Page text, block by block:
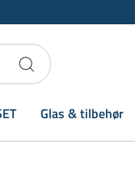
Glas & tilbehør